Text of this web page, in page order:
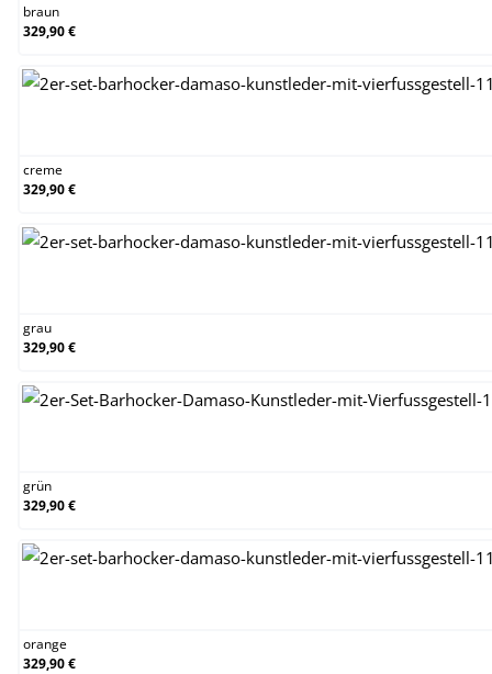
braun
329,90 €
creme
329,90 €
grau
329,90 €
grün
329,90 €
orange
329,90 €